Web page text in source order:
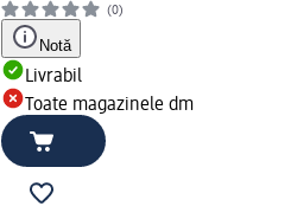
(0)
Notă
Livrabil
Toate magazinele dm